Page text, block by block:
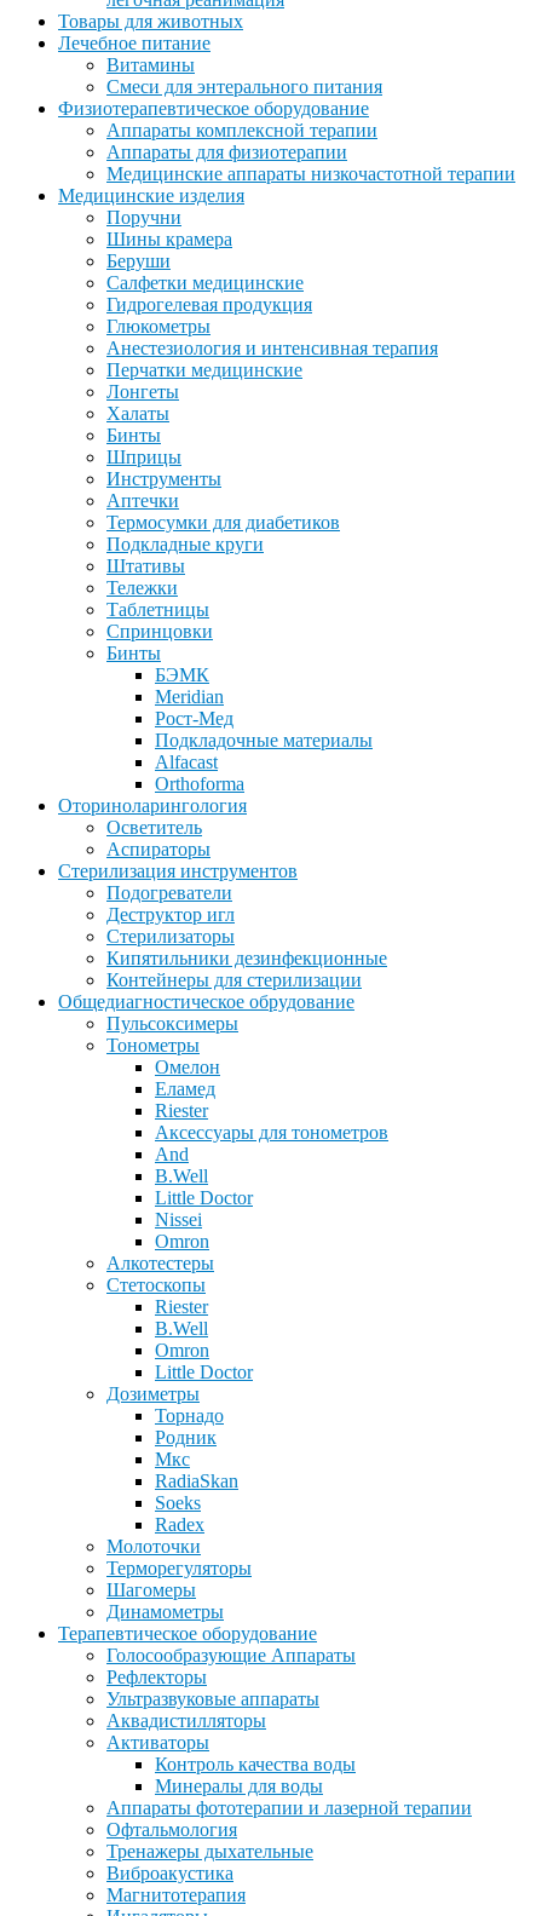
Товары для животных
Лечебное питание
Витамины
Смеси для энтерального питания
Физиотерапевтическое оборудование
Аппараты комплексной терапии
Аппараты для физиотерапии
Медицинские аппараты низкочастотной терапии
Медицинские изделия
Поручни
Шины крамера
Беруши
Салфетки медицинские
Гидрогелевая продукция
Глюкометры
Анестезиология и интенсивная терапия
Перчатки медицинские
Лонгеты
Халаты
Бинты
Шприцы
Инструменты
Аптечки
Термосумки для диабетиков
Подкладные круги
Штативы
Тележки
Таблетницы
Спринцовки
Бинты
БЭМК
Meridian
Рост-Мед
Подкладочные материалы
Alfacast
Orthoforma
Оториноларингология
Осветитель
Аспираторы
Стерилизация инструментов
Подогреватели
Деструктор игл
Стерилизаторы
Кипятильники дезинфекционные
Контейнеры для стерилизации
Общедиагностическое обрудование
Пульсоксимеры
Тонометры
Омелон
Еламед
Riester
Аксессуары для тонометров
And
B.Well
Little Doctor
Nissei
Omron
Алкотестеры
Стетоскопы
Riester
B.Well
Omron
Little Doctor
Дозиметры
Торнадо
Родник
Мкс
RadiaSkan
Soeks
Radex
Молоточки
Терморегуляторы
Шагомеры
Динамометры
Терапевтическое оборудование
Голосообразующие Аппараты
Рефлекторы
Ультразвуковые аппараты
Аквадистилляторы
Активаторы
Контроль качества воды
Минералы для воды
Аппараты фототерапии и лазерной терапии
Офтальмология
Тренажеры дыхательные
Виброакустика
Магнитотерапия